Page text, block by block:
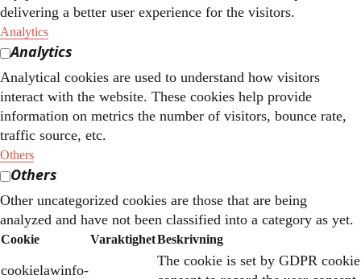
delivering a better user experience for the visitors.
Analytics
Analytics
Analytical cookies are used to understand how visitors
interact with the website. These cookies help provide
information on metrics the number of visitors, bounce rate,
traffic source, etc.
Others
Others
Other uncategorized cookies are those that are being
analyzed and have not been classified into a category as yet.
Cookie VaraktighetBeskrivning
cookielawinfo-
The cookie is set by GDPR cookie